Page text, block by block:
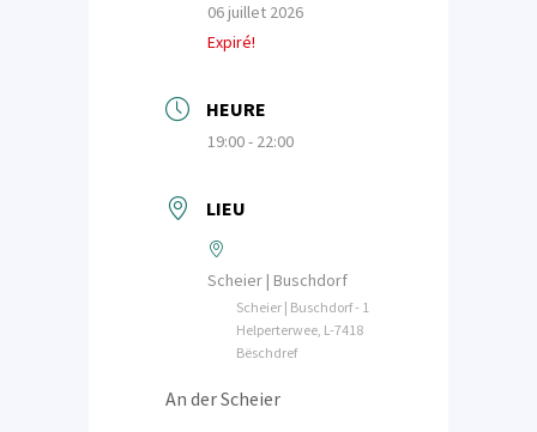
06 juillet 2026
Expiré!
HEURE
19:00 - 22:00
LIEU
Scheier | Buschdorf
Scheier | Buschdorf - 1
Helperterwee, L-7418
Bëschdref
An der Scheier